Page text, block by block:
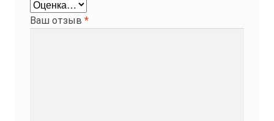
Ваш отзыв *